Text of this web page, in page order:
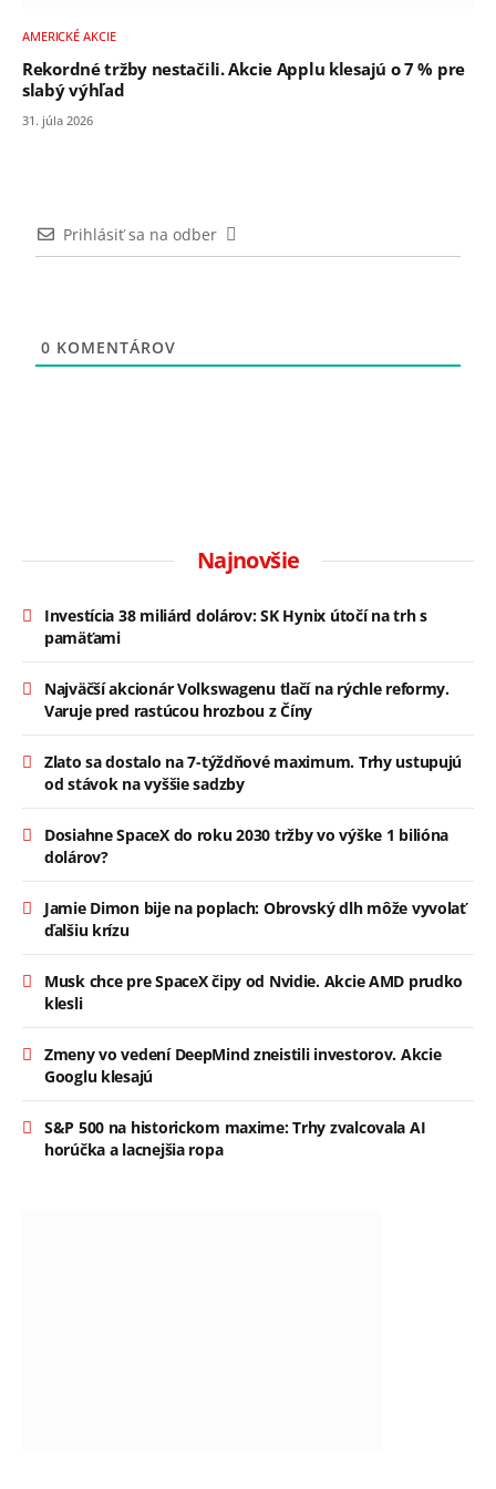
AMERICKÉ AKCIE
Rekordné tržby nestačili. Akcie Applu klesajú o 7 % pre
slabý výhľad
31. júla 2026
Prihlásiť sa na odber
0 KOMENTÁROV
Najnovšie
Investícia 38 miliárd dolárov: SK Hynix útočí na trh s
pamäťami
Najväčší akcionár Volkswagenu tlačí na rýchle reformy.
Varuje pred rastúcou hrozbou z Číny
Zlato sa dostalo na 7-týždňové maximum. Trhy ustupujú
od stávok na vyššie sadzby
Dosiahne SpaceX do roku 2030 tržby vo výške 1 bilióna
dolárov?
Jamie Dimon bije na poplach: Obrovský dlh môže vyvolať
ďalšiu krízu
Musk chce pre SpaceX čipy od Nvidie. Akcie AMD prudko
klesli
Zmeny vo vedení DeepMind zneistili investorov. Akcie
Googlu klesajú
S&P 500 na historickom maxime: Trhy zvalcovala AI
horúčka a lacnejšia ropa